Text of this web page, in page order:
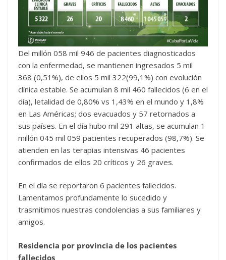
Del millón 058 mil 946 de pacientes diagnosticados
con la enfermedad, se mantienen ingresados 5 mil
368 (0,51%), de ellos 5 mil 322(99,1%) con evolución
clínica estable. Se acumulan 8 mil 460 fallecidos (6 en el
día), letalidad de 0,80% vs 1,43% en el mundo y 1,8%
en Las Américas; dos evacuados y 57 retornados a
sus países. En el día hubo mil 291 altas, se acumulan 1
millón 045 mil 059 pacientes recuperados (98,7%). Se
atienden en las terapias intensivas 46 pacientes
confirmados de ellos 20 críticos y 26 graves.
En el día se reportaron 6 pacientes fallecidos.
Lamentamos profundamente lo sucedido y
trasmitimos nuestras condolencias a sus familiares y
amigos.
Residencia por provincia de los pacientes
fallecidos